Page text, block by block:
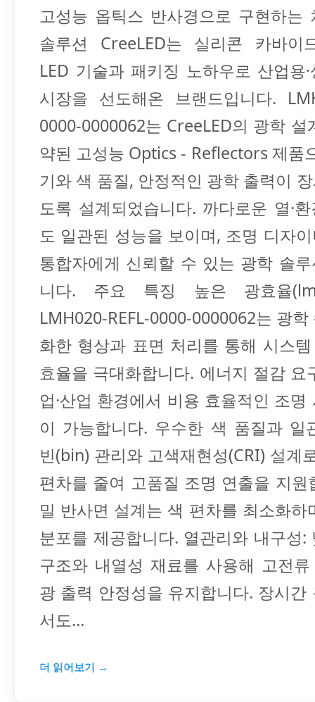
고성능 옵틱스 반사경으로 구현하는
솔루션 CreeLED는 실리콘 카바이
LED 기술과 패키징 노하우로 산업용
시장을 선도해온 브랜드입니다.
0000-0000062는 CreeLED의 광학 설
약된 고성능 Optics - Reflectors 제품
기와 색 품질, 안정적인 광학 출력이
도록 설계되었습니다. 까다로운 열·
도 일관된 성능을 보이며, 조명 디자
통합자에게 신뢰할 수 있는 광학 솔
니다. 주요 특징 높은 광효율
LMH020-REFL-0000-0000062는 광학
화한 형상과 표면 처리를 통해 시스
효율을 극대화합니다. 에너지 절감 요
업·산업 환경에서 비용 효율적인 조명
이 가능합니다. 우수한 색 품질과 일
빈(bin) 관리와 고색재현성(CRI) 설계
편차를 줄여 고품질 조명 연출을 지원
밀 반사면 설계는 색 편차를 최소화하
분포를 제공합니다. 열관리와 내구성:
구조와 내열성 재료를 사용해 고전
광 출력 안정성을 유지합니다. 장시간
서도…
더 읽어보기 →